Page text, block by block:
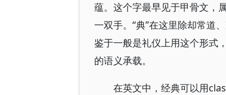
蕴。这个字最早见于甲骨文，
一双手。“典”在这里除却常道
鉴于一般是礼仪上用这个形式
的语义承载。
在英文中，经典可以用